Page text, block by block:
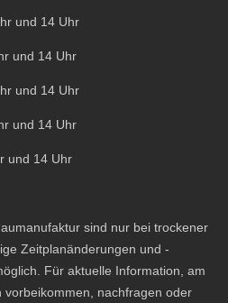
und 14 Uhr
und 14 Uhr
und 14 Uhr
und 14 Uhr
und 14 Uhr
sind nur bei trockener
Zeitplanänderungen und -
Für aktuelle Information, am
vorbeikommen, nachfragen oder